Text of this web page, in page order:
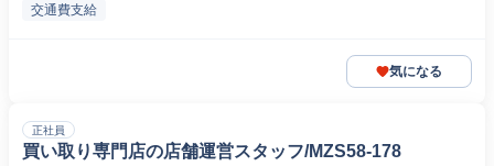
交通費支給
気になる
正社員
買い取り専門店の店舗運営スタッフ/MZS58-178